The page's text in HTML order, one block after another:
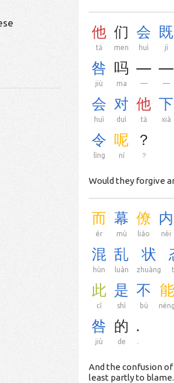
他
tā
们
men
会
huì
既
jì
咎
jiù
吗
ma
—
—
—
—
会
huì
对
duì
他
tā
下
xià
令
lìng
呢
ní
？
？
Would they forgive
而
ér
幕
mù
僚
liáo
内
nèi
混
hùn
乱
luàn
状
zhuàng
此
cǐ
是
shì
不
bù
能
néng
咎
jiù
的
de
.
.
And the confusion
least partly to blame.